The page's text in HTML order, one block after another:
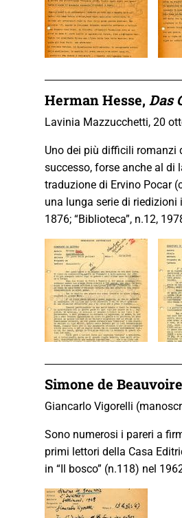
Herman Hesse, Das
Lavinia Mazzucchetti, 20
Uno dei più difficili romanzi
successo, forse anche al di
traduzione di Ervino Pocar
una lunga serie di riedizioni
1876; “Biblioteca”, n.12,
Simone de Beauvoire
Giancarlo Vigorelli
Sono numerosi i pareri a
primi lettori della Casa
in “Il bosco” (n.118) nel